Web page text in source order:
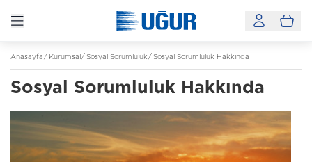
Anasayfa Kurumsal Sosyal Sorumluluk Sosyal Sorumluluk Hakkında
Sosyal Sorumluluk Hakkında